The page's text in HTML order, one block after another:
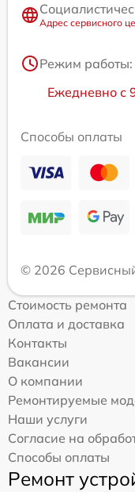
Адрес сервисного
Режим работы:
Ежедневно с
Способы оплаты
© 2026
Стоимость ремонта
Оплата и доставка
Контакты
Вакансии
О компании
Ремонтируемые
Наши услуги
Согласие на
Способы оплаты
Ремонт